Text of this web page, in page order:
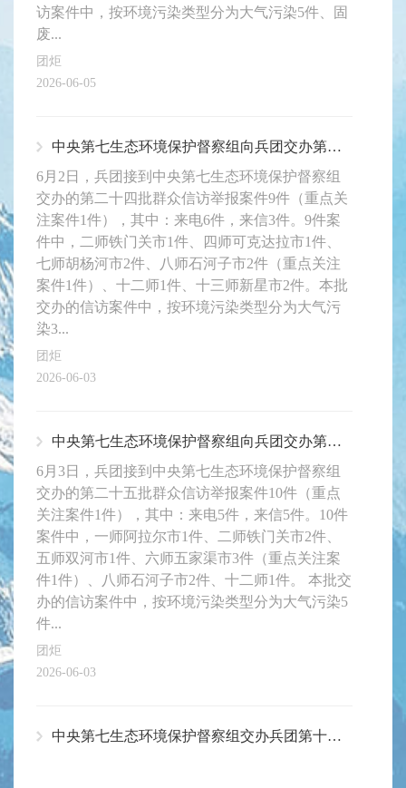
访案件中，按环境污染类型分为大气污染5件、固
废...
团炬
2026-06-05
中央第七生态环境保护督察组向兵团交办第二十四批群众信访举报案件9件
6月2日，兵团接到中央第七生态环境保护督察组
交办的第二十四批群众信访举报案件9件（重点关
注案件1件），其中：来电6件，来信3件。9件案
件中，二师铁门关市1件、四师可克达拉市1件、
七师胡杨河市2件、八师石河子市2件（重点关注
案件1件）、十二师1件、十三师新星市2件。本批
交办的信访案件中，按环境污染类型分为大气污
染3...
团炬
2026-06-03
中央第七生态环境保护督察组向兵团交办第二十五批群众信访举报案件10件
6月3日，兵团接到中央第七生态环境保护督察组
交办的第二十五批群众信访举报案件10件（重点
关注案件1件），其中：来电5件，来信5件。10件
案件中，一师阿拉尔市1件、二师铁门关市2件、
五师双河市1件、六师五家渠市3件（重点关注案
件1件）、八师石河子市2件、十二师1件。 本批交
办的信访案件中，按环境污染类型分为大气污染5
件...
团炬
2026-06-03
中央第七生态环境保护督察组交办兵团第十六批群众信访举报案件办理情况